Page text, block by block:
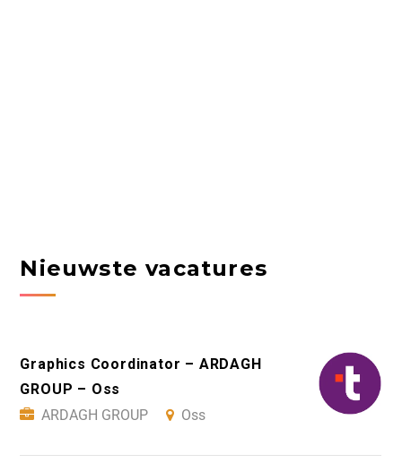
Nieuwste vacatures
Graphics Coordinator – ARDAGH
GROUP – Oss
ARDAGH GROUP
Oss